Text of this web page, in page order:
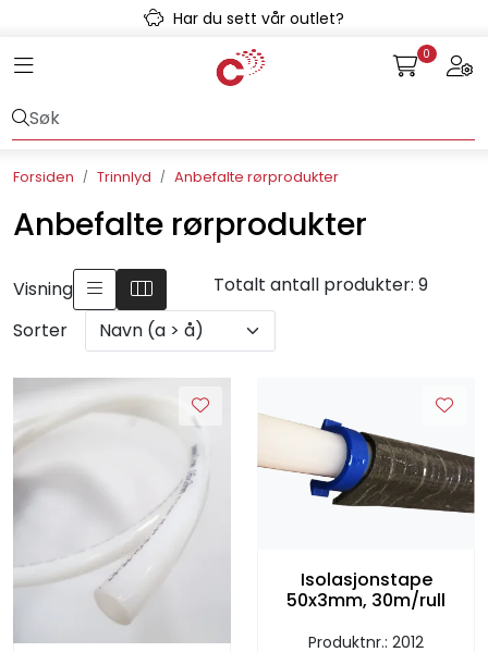
Skip to main contentHar du sett vår outlet?
Toggle navigation 0
Forsiden Trinnlyd Anbefalte rørprodukter
Anbefalte rørprodukter
Visning
Totalt antall produkter: 9
Sorter
Isolasjonstape
50x3mm, 30m/rull
Produktnr.: 2012
Kulvert
Prefab
Radonsikring
Rørsystemer
Snøsmelt
Sprinkler
Tappevann